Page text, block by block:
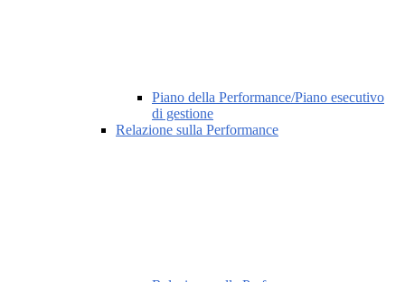
Piano della Performance/Piano esecutivo
di gestione
Relazione sulla Performance